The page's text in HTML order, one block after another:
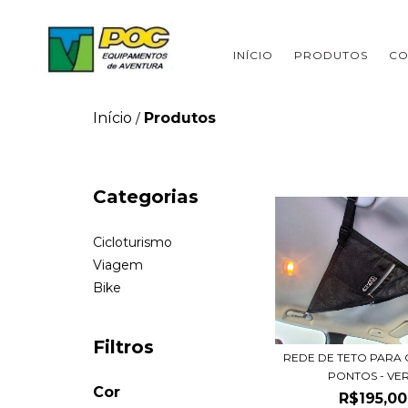
INÍCIO PRODUTOS
Início / Produtos
Categorias
Cicloturismo
Viagem
Bike
Filtros
Cor
REDE DE TETO PARA
PONTOS -
R$195,00